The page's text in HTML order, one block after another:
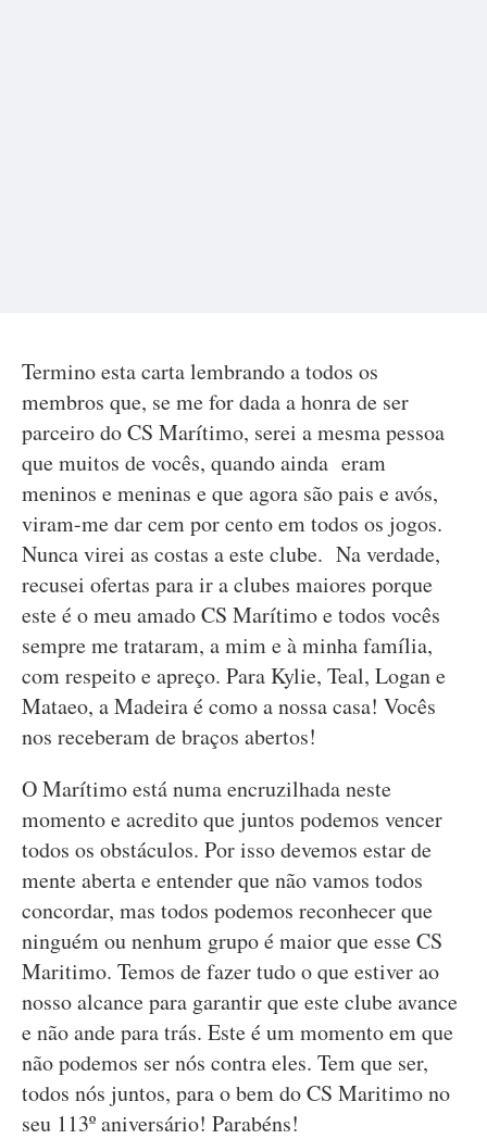
Termino esta carta lembrando a todos os
membros que, se me for dada a honra de ser
parceiro do CS Marítimo, serei a mesma pessoa
que muitos de vocês, quando ainda eram
meninos e meninas e que agora são pais e avós,
viram-me dar cem por cento em todos os jogos.
Nunca virei as costas a este clube. Na verdade,
recusei ofertas para ir a clubes maiores porque
este é o meu amado CS Marítimo e todos vocês
sempre me trataram, a mim e à minha família,
com respeito e apreço. Para Kylie, Teal, Logan e
Mataeo, a Madeira é como a nossa casa! Vocês
nos receberam de braços abertos!
O Marítimo está numa encruzilhada neste
momento e acredito que juntos podemos vencer
todos os obstáculos. Por isso devemos estar de
mente aberta e entender que não vamos todos
concordar, mas todos podemos reconhecer que
ninguém ou nenhum grupo é maior que esse CS
Maritimo. Temos de fazer tudo o que estiver ao
nosso alcance para garantir que este clube avance
e não ande para trás. Este é um momento em que
não podemos ser nós contra eles. Tem que ser,
todos nós juntos, para o bem do CS Maritimo no
seu 113º aniversário! Parabéns!